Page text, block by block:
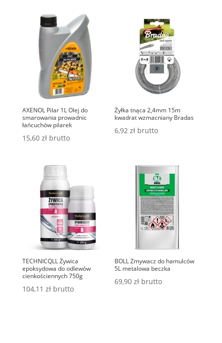
AXENOL Pilar 1L Olej do
smarowania prowadnic
łańcuchów pilarek
15,60 zł brutto
Żyłka tnąca 2,4mm 15m
kwadrat wzmacniany Bradas
6,92zł brutto
TECHNICQLL Żywica
epoksydowa do odlewów
cienkościennych 750g
104,11 zł brutto
BOLL Zmywacz do hamulców
5L metalowa beczka
69,90zł brutto